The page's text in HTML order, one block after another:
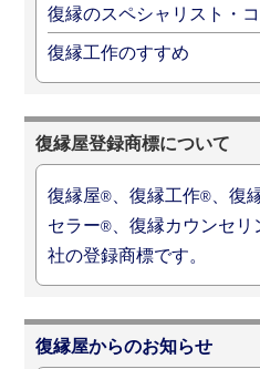
復縁のスペシャリスト・
復縁工作のすすめ
復縁屋登録商標について
復縁屋®、復縁工作®、復
セラー®、復縁カウンセリ
社の登録商標です。
復縁屋からのお知らせ